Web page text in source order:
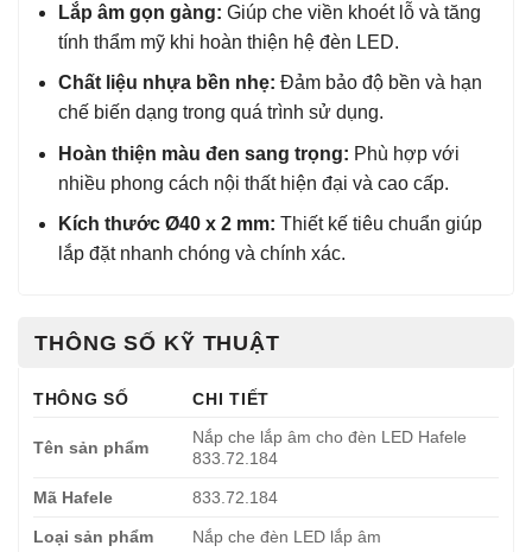
Lắp âm gọn gàng: Giúp che viền khoét lỗ và tăng
tính thẩm mỹ khi hoàn thiện hệ đèn LED.
Chất liệu nhựa bền nhẹ: Đảm bảo độ bền và hạn
chế biến dạng trong quá trình sử dụng.
Hoàn thiện màu đen sang trọng: Phù hợp với
nhiều phong cách nội thất hiện đại và cao cấp.
Kích thước Ø40 x 2 mm: Thiết kế tiêu chuẩn giúp
lắp đặt nhanh chóng và chính xác.
THÔNG SỐ KỸ THUẬT
THÔNG SỐ CHI TIẾT
Tên sản phẩm
Nắp che lắp âm cho đèn LED Hafele
833.72.184
Mã Hafele 833.72.184
Loại sản phẩm Nắp che đèn LED lắp âm